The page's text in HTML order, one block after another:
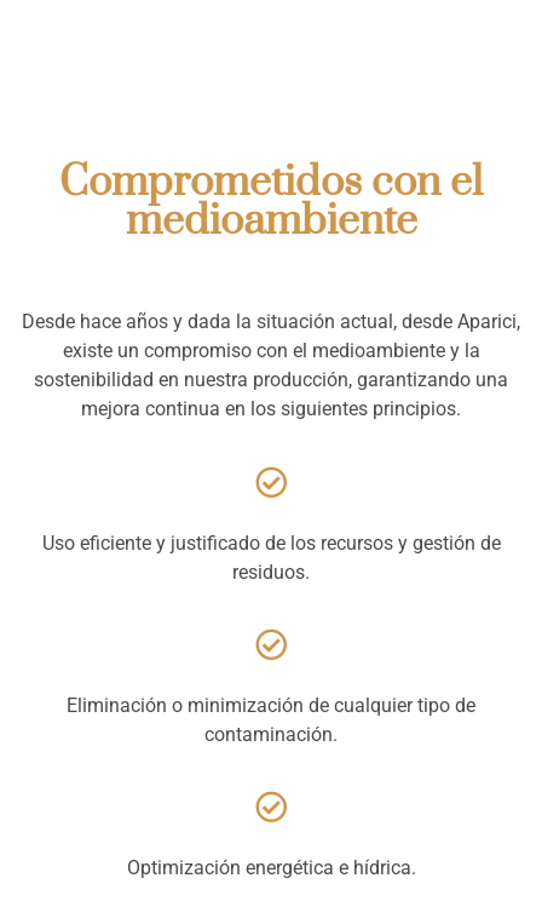
Comprometidos con el
medioambiente
Desde hace años y dada la situación actual, desde Aparici,
existe un compromiso con el medioambiente y la
sostenibilidad en nuestra producción, garantizando una
mejora continua en los siguientes principios.
Uso eficiente y justificado de los recursos y gestión de
residuos.
Eliminación o minimización de cualquier tipo de
contaminación.
Optimización energética e hídrica.